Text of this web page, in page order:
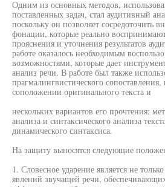
Одним из основных методов,
поставленных задач, стал аудитивный
поскольку он позволяет сосредоточить
фонации, которые реально
прояснения и уточнения результатов
работе оказалось необходимым
возможностями, которые дает
анализ речи. В работе был также
прагмалингвистического сопоставления,
соположении оригинального текста и
нескольких вариантов его прочтения;
анализа и синтаксического анализа
динамического синтаксиса.
На защиту выносятся следующие
1. Словесное ударение является не
явлений звучащей речи,